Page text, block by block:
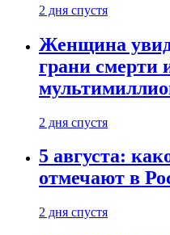
2 дня спустя
Женщина
грани смерти
2 дня спустя
5 августа:
отмечают в
2 дня спустя